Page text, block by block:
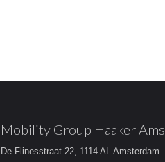
Mobility Group Haaker
De Flinesstraat 22, 1114 AL Amsterdam